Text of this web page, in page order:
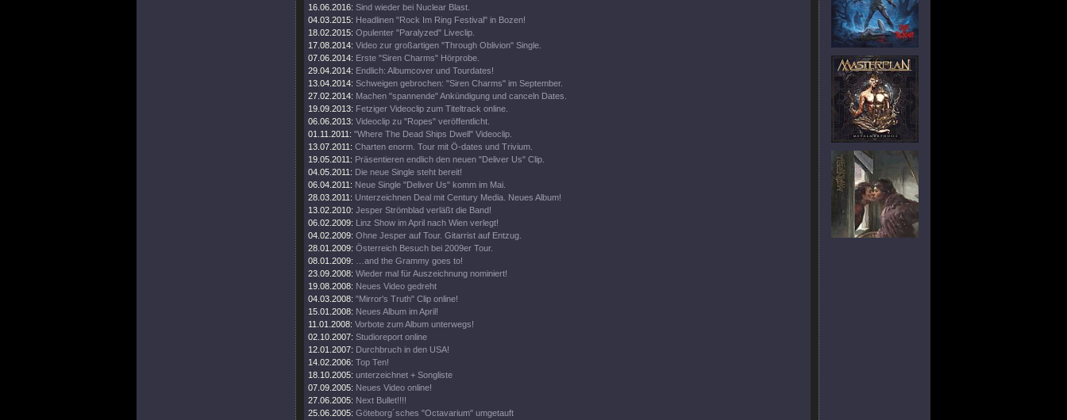
16.06.2016: Sind wieder bei Nuclear Blast.
04.03.2015: Headlinen "Rock Im Ring Festival" in Bozen!
18.02.2015: Opulenter "Paralyzed" Liveclip.
17.08.2014: Video zur großartigen "Through Oblivion" Single.
07.06.2014: Erste "Siren Charms" Hörprobe.
29.04.2014: Endlich: Albumcover und Tourdates!
13.04.2014: Schweigen gebrochen: "Siren Charms" im September.
27.02.2014: Machen "spannende" Ankündigung und canceln Dates.
19.09.2013: Fetziger Videoclip zum Titeltrack online.
06.06.2013: Videoclip zu "Ropes" veröffentlicht.
01.11.2011: "Where The Dead Ships Dwell" Videoclip.
13.07.2011: Charten enorm. Tour mit Ö-dates und Trivium.
19.05.2011: Präsentieren endlich den neuen "Deliver Us" Clip.
04.05.2011: Die neue Single steht bereit!
06.04.2011: Neue Single "Deliver Us" komm im Mai.
28.03.2011: Unterzeichnen Deal mit Century Media. Neues Album!
13.02.2010: Jesper Strömblad verläßt die Band!
06.02.2009: Linz Show im April nach Wien verlegt!
04.02.2009: Ohne Jesper auf Tour. Gitarrist auf Entzug.
28.01.2009: Österreich Besuch bei 2009er Tour.
08.01.2009:
…and the Grammy goes to!
23.09.2008: Wieder mal für Auszeichnung nominiert!
19.08.2008: Neues Video gedreht
04.03.2008: "Mirror's Truth" Clip online!
15.01.2008: Neues Album im April!
11.01.2008: Vorbote zum Album unterwegs!
02.10.2007: Studioreport online
12.01.2007: Durchbruch in den USA!
14.02.2006: Top Ten!
18.10.2005: unterzeichnet + Songliste
07.09.2005: Neues Video online!
27.06.2005: Next Bullet!!!!
25.06.2005: Göteborg´sches "Octavarium" umgetauft